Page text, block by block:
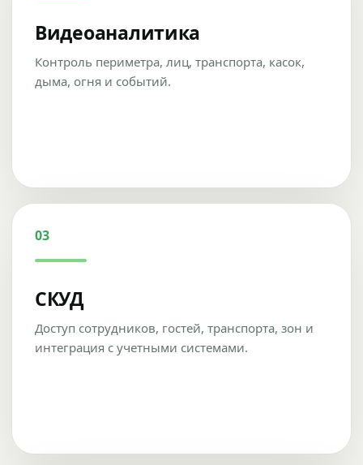
Видеоаналитика
Контроль периметра, лиц, транспорта, касок,
дыма, огня и событий.
03
СКУД
Доступ сотрудников, гостей, транспорта, зон и
интеграция с учетными системами.